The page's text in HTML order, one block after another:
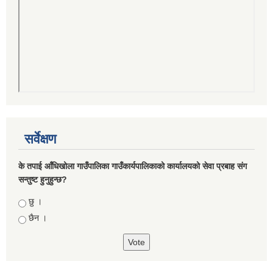
सर्वेक्षण
के तपाई आँधिखोला गाउँपालिका गाउँकार्यपालिकाको कार्यालयको सेवा प्रबाह संग
सन्तुष्ट हुनुहुन्छ?
Choices
छु ।
छैन ।